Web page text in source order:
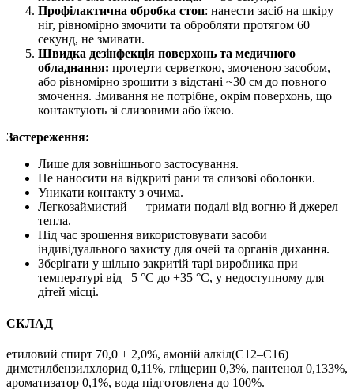
Профілактична обробка стоп: нанести засіб на шкіру
ніг, рівномірно змочити та обробляти протягом 60
секунд, не змивати.
Швидка дезінфекція поверхонь та медичного
обладнання: протерти серветкою, змоченою засобом,
або рівномірно зрошити з відстані ~30 см до повного
змочення. Змивання не потрібне, окрім поверхонь, що
контактують зі слизовими або їжею.
Застереження:
Лише для зовнішнього застосування.
Не наносити на відкриті рани та слизові оболонки.
Уникати контакту з очима.
Легкозаймистий — тримати подалі від вогню й джерел
тепла.
Під час зрошення використовувати засоби
індивідуального захисту для очей та органів дихання.
Зберігати у щільно закритій тарі виробника при
температурі від –5 °C до +35 °C, у недоступному для
дітей місці.
СКЛАД
етиловий спирт 70,0 ± 2,0%, амоній алкіл(C12–C16)
диметилбензилхлорид 0,11%, гліцерин 0,3%, пантенол 0,133%,
ароматизатор 0,1%, вода підготовлена до 100%.